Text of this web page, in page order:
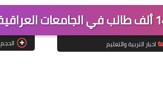
اخبار التربية والتعليم الحجم